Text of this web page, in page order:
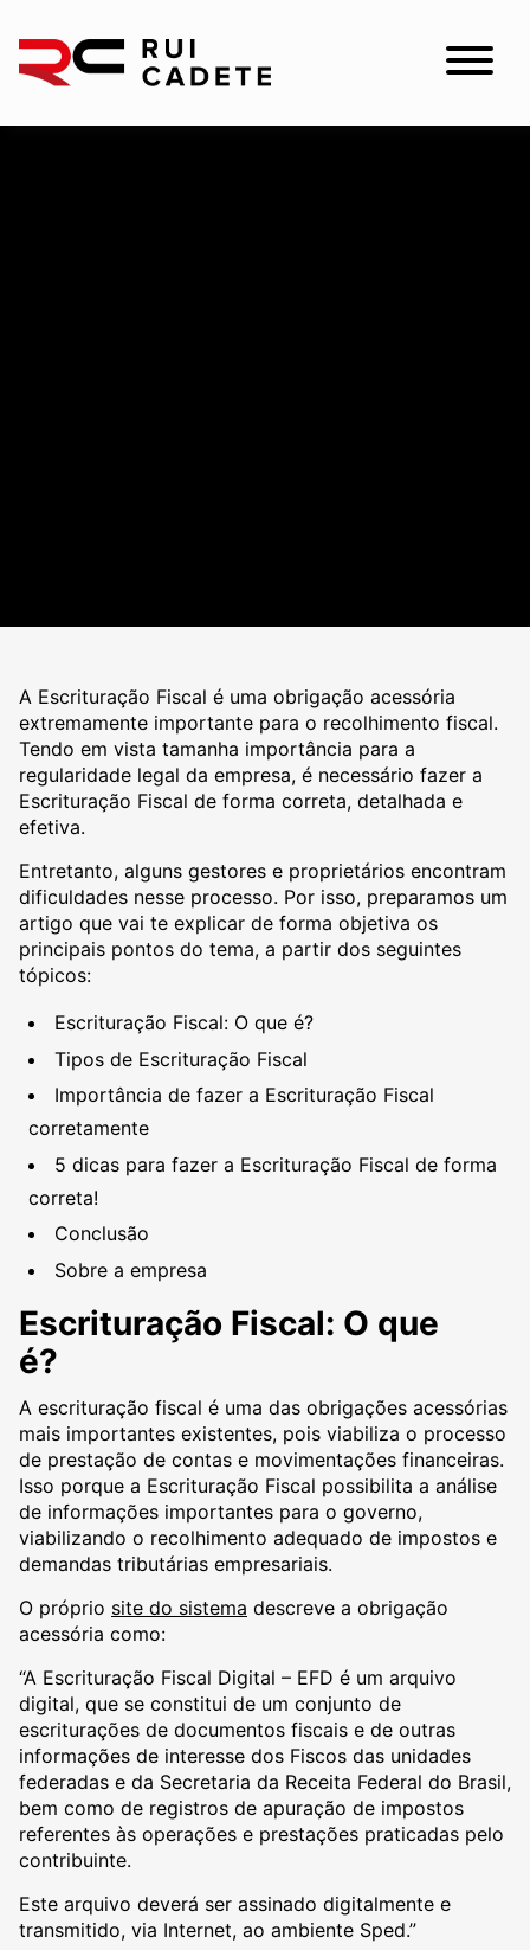
A Escrituração Fiscal é uma obrigação acessória
extremamente importante para o recolhimento fiscal.
Tendo em vista tamanha importância para a
regularidade legal da empresa, é necessário fazer a
Escrituração Fiscal de forma correta, detalhada e
efetiva.
Entretanto, alguns gestores e proprietários encontram
dificuldades nesse processo. Por isso, preparamos um
artigo que vai te explicar de forma objetiva os
principais pontos do tema, a partir dos seguintes
tópicos:
Escrituração Fiscal: O que é?
Tipos de Escrituração Fiscal
Importância de fazer a Escrituração Fiscal
corretamente
5 dicas para fazer a Escrituração Fiscal de forma
correta!
Conclusão
Sobre a empresa
Escrituração Fiscal: O que
é?
A escrituração fiscal é uma das obrigações acessórias
mais importantes existentes, pois viabiliza o processo
de prestação de contas e movimentações financeiras.
Isso porque a Escrituração Fiscal possibilita a análise
de informações importantes para o governo,
viabilizando o recolhimento adequado de impostos e
demandas tributárias empresariais.
O próprio site do sistema descreve a obrigação
acessória como:
“A Escrituração Fiscal Digital – EFD é um arquivo
digital, que se constitui de um conjunto de
escriturações de documentos fiscais e de outras
informações de interesse dos Fiscos das unidades
federadas e da Secretaria da Receita Federal do Brasil,
bem como de registros de apuração de impostos
referentes às operações e prestações praticadas pelo
contribuinte.
Este arquivo deverá ser assinado digitalmente e
transmitido, via Internet, ao ambiente Sped.”